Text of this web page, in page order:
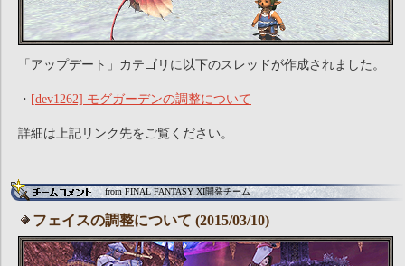
「アップデート」カテゴリに以下のスレッドが作成されました。
・ [dev1262] モグガーデンの調整について
詳細は上記リンク先をご覧ください。
from FINAL FANTASY XI開発チーム
フェイスの調整について (2015/03/10)